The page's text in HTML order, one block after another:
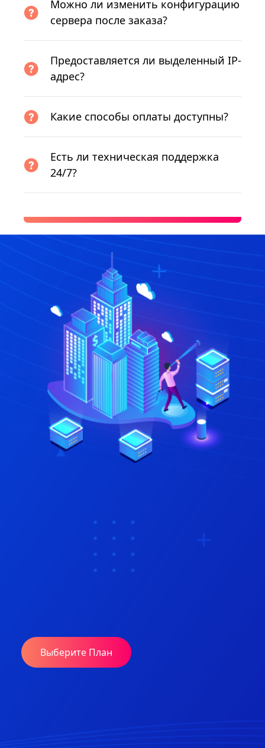
Можно ли изменить конфигурацию
сервера после заказа?
Предоставляется ли выделенный IP-
адрес?
Какие способы оплаты доступны?
Есть ли техническая поддержка
24/7?
Выберите План